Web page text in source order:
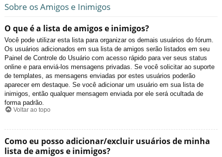
Sobre os Amigos e Inimigos
O que é a lista de amigos e inimigos?
Você pode utilizar esta lista para organizar os demais usuários do fórum.
Os usuários adicionados em sua lista de amigos serão listados em seu
Painel de Controle do Usuário com acesso rápido para ver seus status
online e para enviá-los mensagens privadas. Se você solicitar ao suporte
de templates, as mensagens enviadas por estes usuários poderão
aparecer em destaque. Se você adicionar um usuário em sua lista de
inimigos, então qualquer mensagem enviada por ele será ocultada de
forma padrão.
Voltar ao topo
Como eu posso adicionar/excluir usuários de minha
lista de amigos e inimigos?